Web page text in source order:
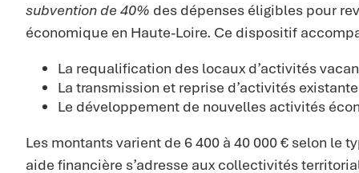
subvention de 40% des dépenses éligibles pour
économique en Haute-Loire. Ce dispositif
La requalification des locaux d’activités
La transmission et reprise d’activités
Le développement de nouvelles activités
Les montants varient de 6 400 à 40 000 € selon le
aide financière s’adresse aux collectivités